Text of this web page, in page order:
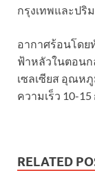
กรุงเทพและป
อากาศร้อนโดย
ฟ้าหลัวในตอน
เซลเซียส อุณหภู
ความเร็ว 10-
RELATED